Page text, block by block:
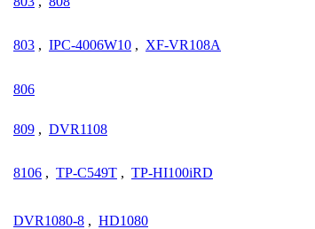
803 , IPC-4006W10 , XF-VR108A
806
809 , DVR1108
8106 , TP-C549T , TP-HI100iRD
DVR1080-8 , HD1080